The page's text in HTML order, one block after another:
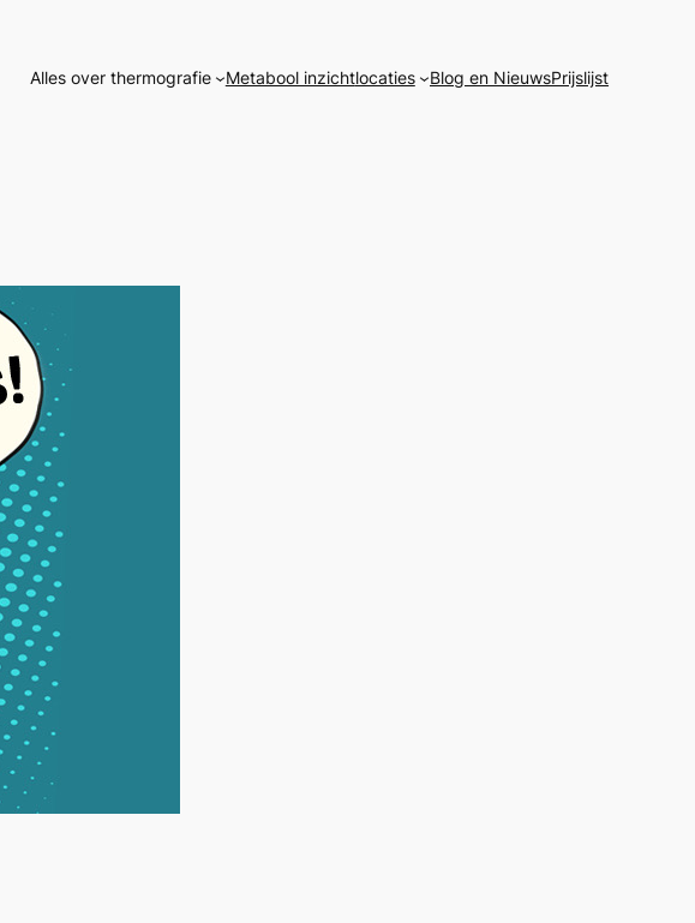
Alles over thermografie Metabool inzichtlocaties Blog en NieuwsPrijslijst